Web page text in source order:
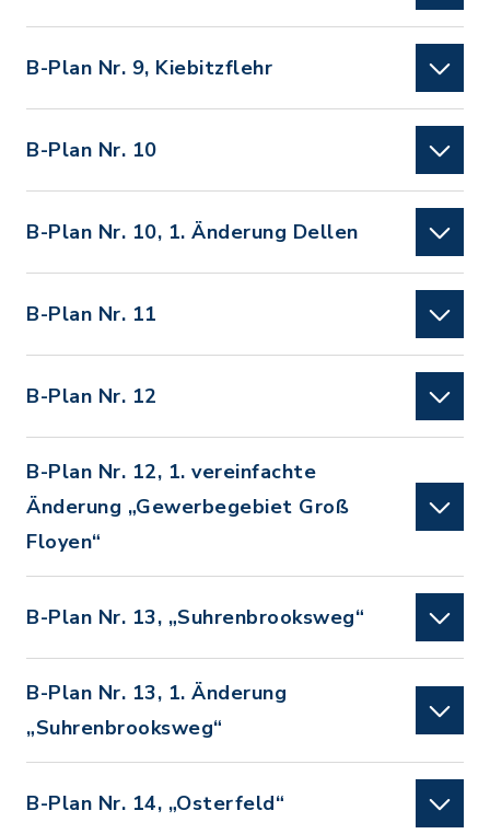
B-Plan Nr. 9, Kiebitzflehr
B-Plan Nr. 10
B-Plan Nr. 10, 1. Änderung Dellen
B-Plan Nr. 11
B-Plan Nr. 12
B-Plan Nr. 12, 1. vereinfachte
Änderung „Gewerbegebiet Groß
Floyen“
B-Plan Nr. 13, „Suhrenbrooksweg“
B-Plan Nr. 13, 1. Änderung
„Suhrenbrooksweg“
B-Plan Nr. 14, „Osterfeld“